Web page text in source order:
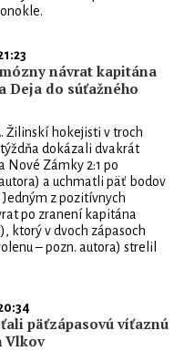
návrat kapitána
Deja do súťažného
Žilinskí hokejisti v troch
dokázali dvakrát
Nové Zámky 2:1 po
a uchmatli päť bodov
z pozitívnych
po zranení kapitána
ktorý v dvoch zápasoch
– pozn. autora) strelil
päťzápasovú víťaznú
Vlkov